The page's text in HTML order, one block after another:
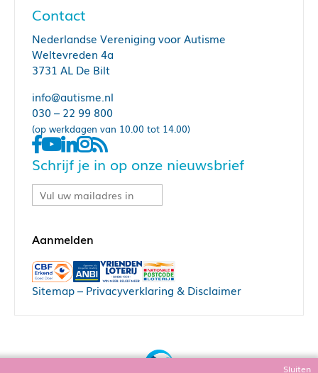
Contact
Nederlandse Vereniging voor Autisme
Weltevreden 4a
3731 AL De Bilt
info@autisme.nl
030 – 22 99 800
(op werkdagen van 10.00 tot 14.00)
Schrijf je in op onze nieuwsbrief
Sitemap– Privacyverklaring & Disclaimer
Sluiten